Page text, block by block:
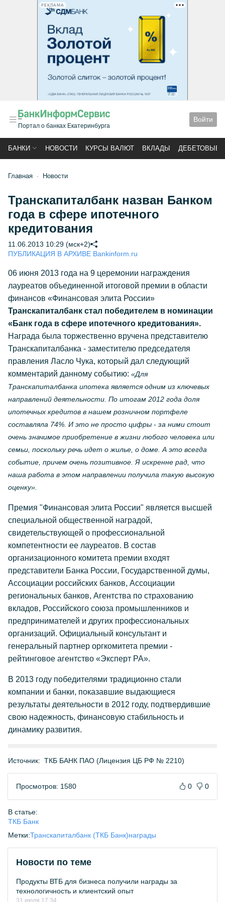
РЕКЛАМА
Портал о банках Екатеринбурга
Войти
БАНКИ НОВОСТИ КУРСЫ ВАЛЮТ ВКЛАДЫ ДЕБЕТОВЫЕ
Главная Новости
Транскапиталбанк назван Банком
года в сфере ипотечного
кредитования
11.06.2013 10:29 (мск+2)
ПУБЛИКАЦИЯ В АРХИВЕ Bankinform.ru
06 июня 2013 года на 9 церемонии награждения
лауреатов объединенной итоговой премии в области
финансов «Финансовая элита России»
Транскапиталбанк стал победителем в номинации
«Банк года в сфере ипотечного кредитования».
Награда была торжественно вручена представителю
Транскапиталбанка - заместителю председателя
правления Ласло Чука, который дал следующий
комментарий данному событию: «Для
Транскапиталбанка ипотека является одним из ключевых
направлений деятельности. По итогам 2012 года доля
ипотечных кредитов в нашем розничном портфеле
составляла 74%. И это не просто цифры - за ними стоит
очень значимое приобретение в жизни любого человека или
семьи, поскольку речь идет о жилье, о доме. А это всегда
событие, причем очень позитивное. Я искренне рад, что
наша работа в этом направлении получила такую высокую
оценку».
Премия "Финансовая элита России" является высшей
специальной общественной наградой,
свидетельствующей о профессиональной
компетентности ее лауреатов. В состав
организационного комитета премии входят
представители Банка России, Государственной думы,
Ассоциации российских банков, Ассоциации
региональных банков, Агентства по страхованию
вкладов, Российского союза промышленников и
предпринимателей и других профессиональных
организаций. Официальный консультант и
генеральный партнер оргкомитета премии -
рейтинговое агентство «Эксперт РА».
В 2013 году победителями традиционно стали
компании и банки, показавшие выдающиеся
результаты деятельности в 2012 году, подтвердившие
свою надежность, финансовую стабильность и
динамику развития.
Источник: ТКБ БАНК ПАО (Лицензия ЦБ РФ № 2210)
Просмотров: 1580 0 0
В статье:
ТКБ Банк
Метки:Транскапиталбанк (ТКБ Банк)награды
Новости по теме
Продукты ВТБ для бизнеса получили награды за
технологичность и клиентский опыт
31 июля 17:34